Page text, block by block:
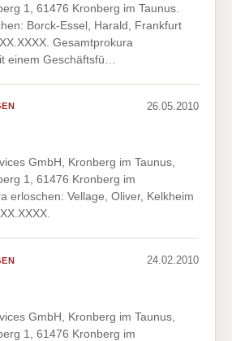
1, 61476 Kronberg im Taunus.
Borck-Essel, Harald, Frankfurt
Gesamtprokura
einem Geschäftsfü…
26.05.2010
GmbH, Kronberg im Taunus,
1, 61476 Kronberg im
erloschen: Vellage, Oliver, Kelkheim
24.02.2010
GmbH, Kronberg im Taunus,
1, 61476 Kronberg im